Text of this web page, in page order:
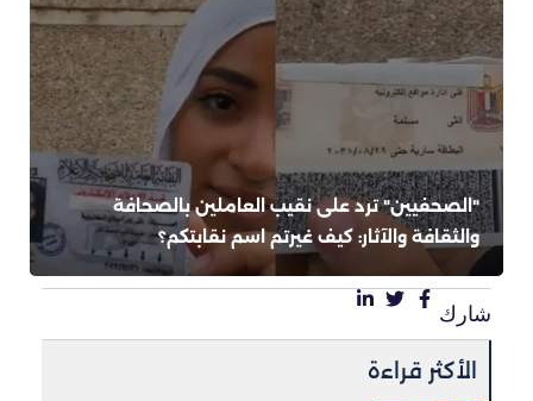
"الصحفيين" ترد على نقيب العاملين بالصحافة
والثقافة والآثار: كيف غيرتم اسم نقابتكم؟
شارك
الأكثر قراءة